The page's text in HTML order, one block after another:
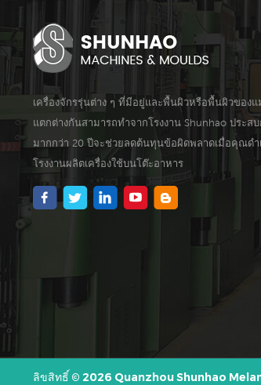
เครื่องจักรรุ่นต่าง ๆ ที่มีอยู่และพื้นผิวหรือพื้นผิวของ
แตกต่างกันสามารถทำจากโรงงาน Shunhao ประส
มากกว่า 20 ปีจะช่วยลดต้นทุนข้อผิดพลาดเมื่อคุณดำ
โรงงานผลิตเครื่องใช้บนโต๊ะอาหาร
ลิขสิทธิ์ © 2026 Quanzhou Shunhao